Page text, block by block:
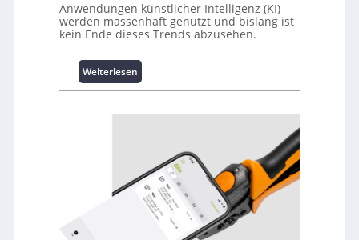
Anwendungen künstlicher Intelligenz (KI)
werden massenhaft genutzt und bislang ist
kein Ende dieses Trends abzusehen.
Weiterlesen:
K
r
f